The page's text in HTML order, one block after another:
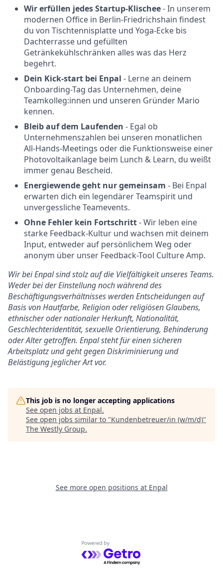
Wir erfüllen jedes Startup-Klischee- In unserem
modernen Office in Berlin-Friedrichshain findest
du von Tischtennisplatte und Yoga-Ecke bis
Dachterrasse und gefüllten
Getränkekühlschränken alles was das Herz
begehrt.
Dein Kick-start bei Enpal - Lerne an deinem
Onboarding-Tag das Unternehmen, deine
Teamkolleg:innen und unseren Gründer Mario
kennen.
Bleib auf dem Laufenden - Egal ob
Unternehmenszahlen bei unseren monatlichen
All-Hands-Meetings oder die Funktionsweise einer
Photovoltaikanlage beim Lunch & Learn, du weißt
immer genau Bescheid.
Energiewende geht nur gemeinsam - Bei Enpal
erwarten dich ein legendärer Teamspirit und
unvergessliche Teamevents.
Ohne Fehler kein Fortschritt- Wir leben eine
starke Feedback-Kultur und wachsen mit deinem
Input, entweder auf persönlichem Weg oder
anonym über unser Feedback-Tool Culture Amp.
Wir bei Enpal sind stolz auf die Vielfältigkeit unseres Teams.
Weder bei der Einstellung noch während des
Beschäftigungsverhältnisses werden Entscheidungen auf
Basis von Hautfarbe, Religion oder religiösen Glaubens,
ethnischer oder nationaler Herkunft, Nationalität,
Geschlechteridentität, sexuelle Orientierung, Behinderung
oder Alter getroffen. Enpal steht für einen sicheren
Arbeitsplatz und geht gegen Diskriminierung und
Belästigung jeglicher Art vor.
This job is no longer accepting applications
See open jobs at Enpal.
See open jobs similar to "Kundenbetreuer/in (w/m/d)"
The Westly Group.
See more open positions at Enpal
Powered by Getro.com